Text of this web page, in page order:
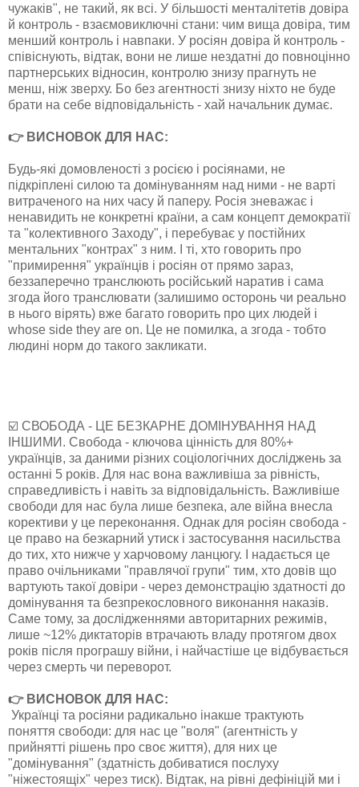
чужаків", не такий, як всі. У більшості менталітетів довіра
й контроль - взаємовиключні стани: чим вища довіра, тим
менший контроль і навпаки. У росіян довіра й контроль -
співіснують, відтак, вони не лише нездатні до повноцінно
партнерських відносин, контролю знизу прагнуть не
менш, ніж зверху. Бо без агентності знизу ніхто не буде
брати на себе відповідальність - хай начальник думає.
👉 ВИСНОВОК ДЛЯ НАС:
Будь-які домовленості з росією і росіянами, не
підкріплені силою та домінуванням над ними - не варті
витраченого на них часу й паперу. Росія зневажає і
ненавидить не конкретні країни, а сам концепт демократії
та "колективного Заходу", і перебуває у постійних
ментальних "контрах" з ним. І ті, хто говорить про
"примирення" українців і росіян от прямо зараз,
беззаперечно транслюють російський наратив і сама
згода його транслювати (залишимо осторонь чи реально
в нього вірять) вже багато говорить про цих людей і
whose side they are on. Це не помилка, а згода - тобто
людині норм до такого закликати.
☑️ СВОБОДА - ЦЕ БЕЗКАРНЕ ДОМІНУВАННЯ НАД
ІНШИМИ. Свобода - ключова цінність для 80%+
українців, за даними різних соціологічних досліджень за
останні 5 років. Для нас вона важливіша за рівність,
справедливість і навіть за відповідальність. Важливіше
свободи для нас була лише безпека, але війна внесла
корективи у це переконання. Однак для росіян свобода -
це право на безкарний утиск і застосування насильства
до тих, хто нижче у харчовому ланцюгу. І надається це
право очільниками "правлячої групи" тим, хто довів що
вартують такої довіри - через демонстрацію здатності до
домінування та безпрекословного виконання наказів.
Саме тому, за дослідженнями авторитарних режимів,
лише ~12% диктаторів втрачають владу протягом двох
років після програшу війни, і найчастіше це відбувається
через смерть чи переворот.
👉 ВИСНОВОК ДЛЯ НАС:
Українці та росіяни радикально інакше трактують
поняття свободи: для нас це "воля" (агентність у
прийнятті рішень про своє життя), для них це
"домінування" (здатність добиватися послуху
"ніжестоящіх" через тиск). Відтак, на рівні дефініцій ми і